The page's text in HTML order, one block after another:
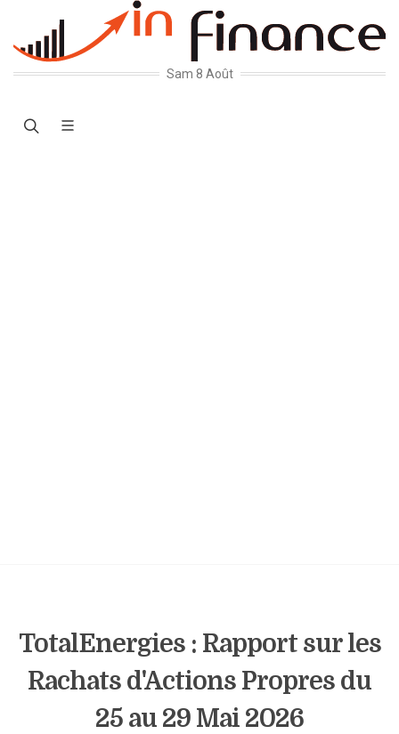
Sam 8 Août
TotalEnergies : Rapport sur les
Rachats d'Actions Propres du
25 au 29 Mai 2026